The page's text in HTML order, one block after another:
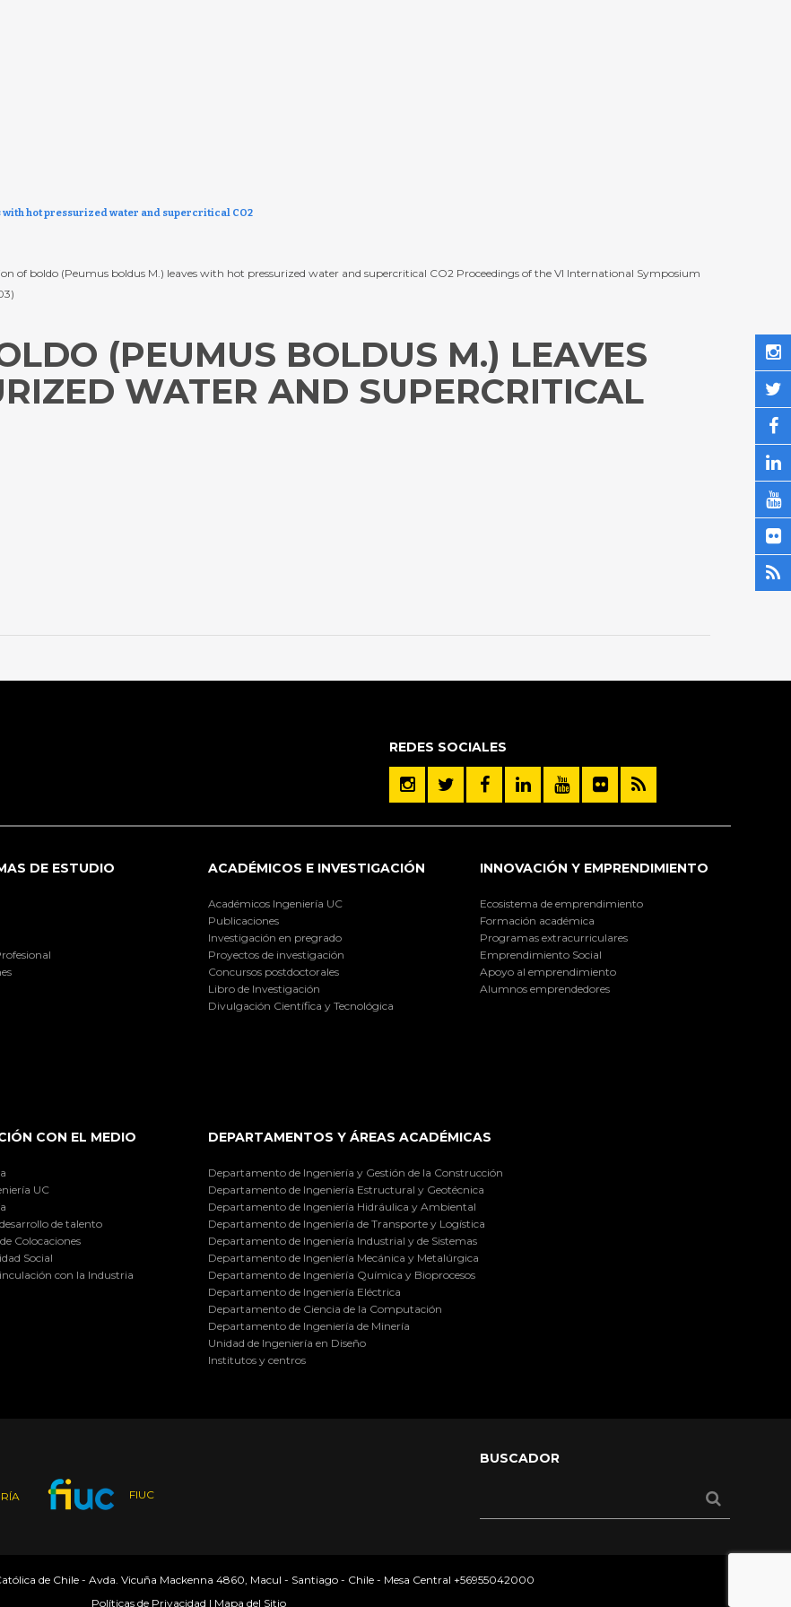
with hot pressurized water and supercritical CO2
of boldo (Peumus boldus M.) leaves with hot pressurized water and supercritical CO2 Proceedings of the VI International Symposium
(PEUMUS BOLDUS M.) LEAVES
WATER AND SUPERCRITICAL
REDES SOCIALES
DE ESTUDIO ACADÉMICOS E INVESTIGACIÓN
Académicos Ingeniería UC
Publicaciones
Investigación en pregrado
Proyectos de investigación
Concursos postdoctorales
Libro de Investigación
Divulgación Científica y Tecnológica
INNOVACIÓN Y EMPRENDIMIENTO
Ecosistema de emprendimiento
Formación académica
Programas extracurriculares
Emprendimiento Social
Apoyo al emprendimiento
Alumnos emprendedores
CON EL MEDIO
UC
de talento
Colocaciones
Social
con la Industria
DEPARTAMENTOS Y ÁREAS ACADÉMICAS
Departamento de Ingeniería y Gestión de la Construcción
Departamento de Ingeniería Estructural y Geotécnica
Departamento de Ingeniería Hidráulica y Ambiental
Departamento de Ingeniería de Transporte y Logística
Departamento de Ingeniería Industrial y de Sistemas
Departamento de Ingeniería Mecánica y Metalúrgica
Departamento de Ingeniería Química y Bioprocesos
Departamento de Ingeniería Eléctrica
Departamento de Ciencia de la Computación
Departamento de Ingeniería de Minería
Unidad de Ingeniería en Diseño
Institutos y centros
FIUC
BUSCADOR
de Chile - Avda. Vicuña Mackenna 4860, Macul - Santiago - Chile - Mesa Central +56955042000
Políticas de Privacidad | Mapa del Sitio